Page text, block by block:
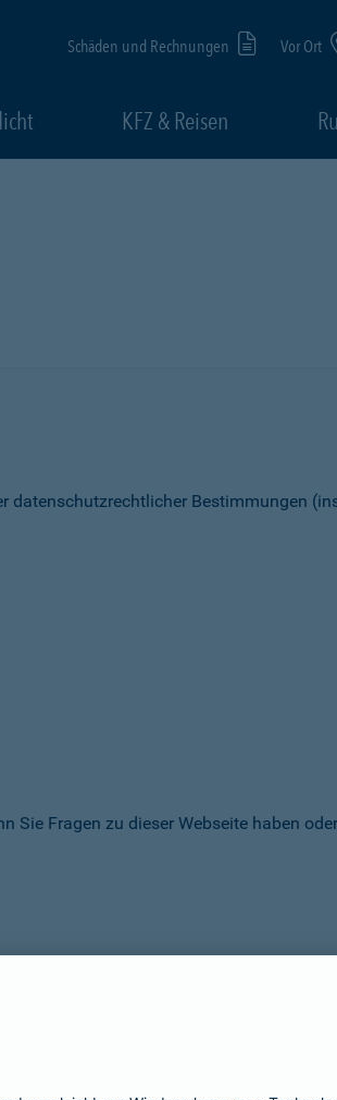
Schäden und Rechnungen Vor Ort
KFZ & Reisen
datenschutz­rechtlicher Bestimmungen
Fragen zu dieser Webseite haben